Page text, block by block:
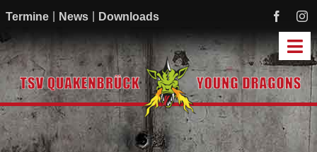
Zum
springen
Termine News Downloads
Start
Mannschaften